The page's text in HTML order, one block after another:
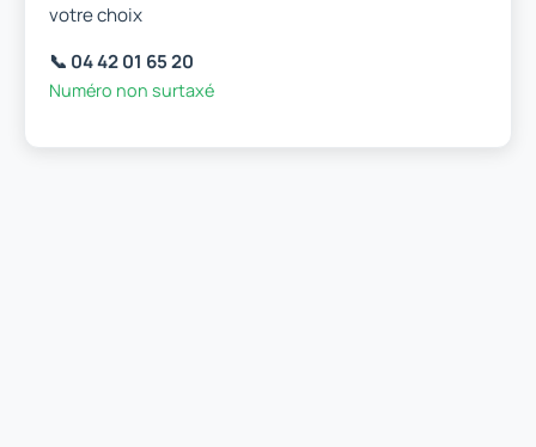
votre choix
📞 04 42 01 65 20
Numéro non surtaxé